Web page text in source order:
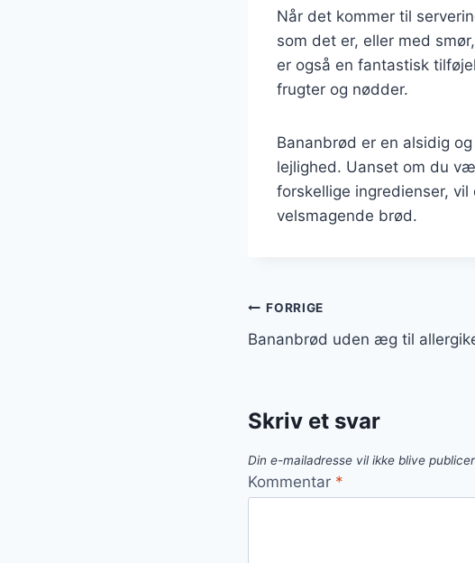
Når det kommer til
som det er, eller med
er også en fantastisk
frugter og nødder.
Bananbrød er en alsidig
lejlighed. Uanset om du
forskellige ingredienser,
velsmagende brød.
Indlægsnavigation
FORRIGE
Bananbrød uden æg til
Skriv et svar
Din e-mailadresse vil ikke blive
Kommentar *